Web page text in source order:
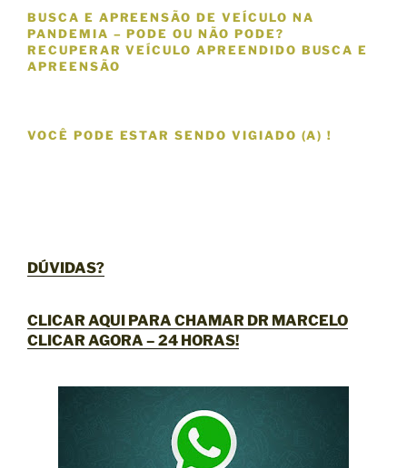
BUSCA E APREENSÃO DE VEÍCULO NA
PANDEMIA – PODE OU NÃO PODE?
RECUPERAR VEÍCULO APREENDIDO BUSCA E
APREENSÃO
VOCÊ PODE ESTAR SENDO VIGIADO (A) !
DÚVIDAS?
CLICAR AQUI PARA CHAMAR DR MARCELO
CLICAR AGORA – 24 HORAS!